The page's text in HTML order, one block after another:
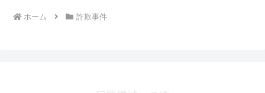
ホーム 詐欺事件